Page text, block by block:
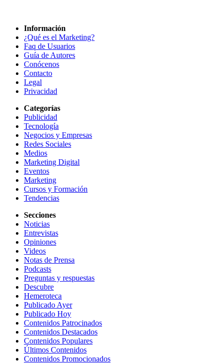
Información
¿Qué es el Marketing?
Faq de Usuarios
Guía de Autores
Conócenos
Contacto
Legal
Privacidad
Categorías
Publicidad
Tecnología
Negocios y Empresas
Redes Sociales
Medios
Marketing Digital
Eventos
Marketing
Cursos y Formación
Tendencias
Secciones
Noticias
Entrevistas
Opiniones
Videos
Notas de Prensa
Podcasts
Preguntas y respuestas
Descubre
Hemeroteca
Publicado Ayer
Publicado Hoy
Contenidos Patrocinados
Contenidos Destacados
Contenidos Populares
Últimos Contenidos
Contenidos Promocionados